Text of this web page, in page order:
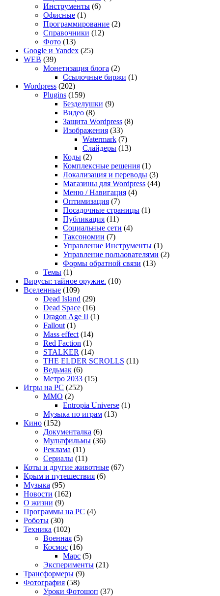
Инструменты (6)
Офисные (1)
Программирование (2)
Справочники (12)
Фото (13)
Google и Yandex (25)
WEB (39)
Монетизация блога (2)
Ссылочные биржи (1)
Wordpress (202)
Plugins (159)
Безделушки (9)
Видео (8)
Защита Wordpress (8)
Изображения (33)
Watermark (7)
Слайдеры (13)
Коды (2)
Комплексные решения (1)
Локализация и переводы (3)
Магазины для Wordpress (44)
Меню / Навигация (4)
Оптимизация (7)
Посадочные страницы (1)
Публикация (11)
Социальные сети (4)
Таксономии (7)
Управление Инструменты (1)
Управление пользователями (2)
Формы обратной связи (13)
Темы (1)
Вирусы: тайное оружие. (10)
Вселенные (109)
Dead Island (29)
Dead Space (16)
Dragon Age II (1)
Fallout (1)
Mass effect (14)
Red Faction (1)
STALKER (14)
THE ELDER SCROLLS (11)
Ведьмак (6)
Метро 2033 (15)
Игры на PC (252)
MMO (2)
Entropia Universe (1)
Музыка по играм (13)
Кино (152)
Документалка (6)
Мультфильмы (36)
Реклама (11)
Сериалы (11)
Коты и другие животные (67)
Крым и путешествия (6)
Музыка (95)
Новости (162)
О жизни (9)
Программы на PC (4)
Роботы (30)
Техника (102)
Военная (5)
Космос (16)
Марс (5)
Эксперименты (21)
Трансформеры (9)
Фотография (58)
Уроки Фотошоп (37)